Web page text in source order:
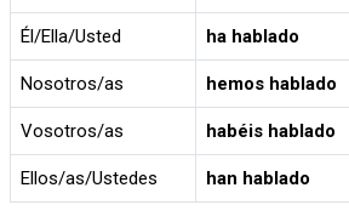
Él/Ella/Usted ha hablado
Nosotros/as hemos hablado
Vosotros/as habéis hablado
Ellos/as/Ustedes han hablado